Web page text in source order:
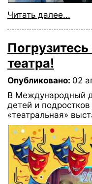
Читать далее...
театра!
Опубликовано: 02
В Международный
детей и
«театральная»